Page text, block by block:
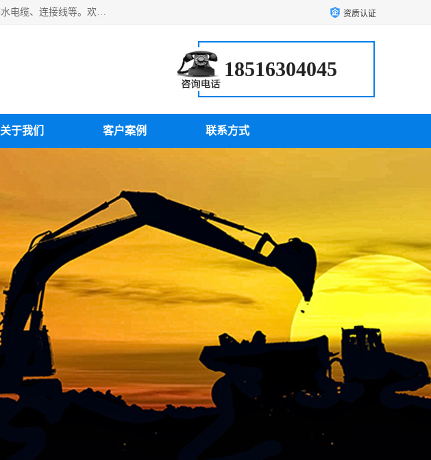
扬州市斯拜秀电缆厂专业生产：弹性电缆、弹簧电缆线、挂车螺旋线、螺旋电缆、弹簧线、螺旋线、耐海水电缆、连接线等。欢迎来电咨询！ 资质认证
18516304045
关于我们 客户案例 联系方式